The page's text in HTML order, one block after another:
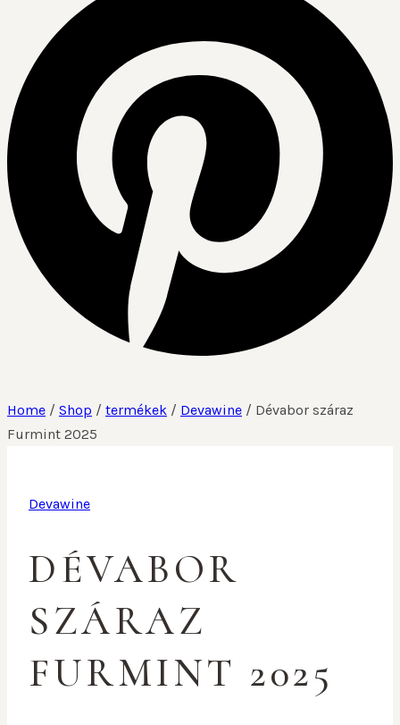
Home / Shop / termékek / Devawine / Dévabor száraz
Furmint 2025
Devawine
DÉVABOR
SZÁRAZ
FURMINT 2025